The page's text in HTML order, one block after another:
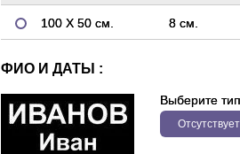
100 Х 50 см. 8 см.
ФИО И ДАТЫ :
Выберите тип
Отсутствует